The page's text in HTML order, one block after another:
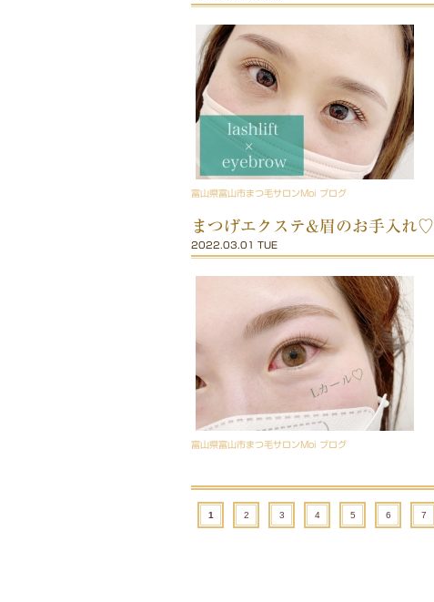
富山県富山市まつ毛サロンMoi ブログ
まつげエクステ&眉のお手入れ♡
2022.03.01 TUE
富山県富山市まつ毛サロンMoi ブログ
1 2 3 4 5 6 7